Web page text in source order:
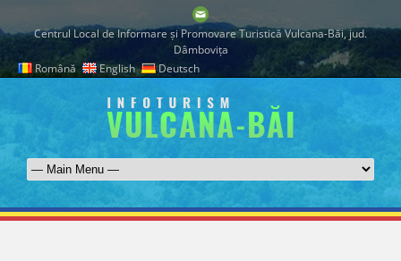
Centrul Local de Informare şi Promovare Turistică Vulcana-Băi, jud.
Dâmboviţa
Română
English Deutsch